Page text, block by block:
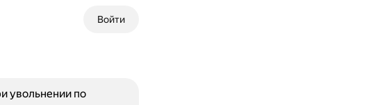
Войти
увольнении по